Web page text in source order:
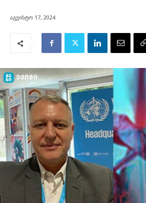
აგვისტო 17, 2024